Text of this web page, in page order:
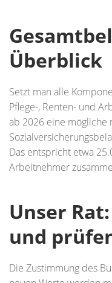
Überblick
Setzt man alle
Pflege-, Renten- und
ab 2026 eine mögliche
Das entspricht etwa
Arbeitnehmer
Unser
und
Die Zustimmung des